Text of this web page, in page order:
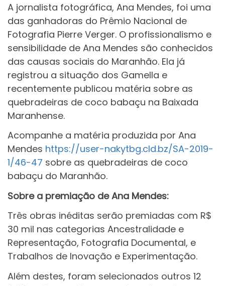
A jornalista fotográfica, Ana Mendes, foi uma
das ganhadoras do Prêmio Nacional de
Fotografia Pierre Verger. O profissionalismo e
sensibilidade de Ana Mendes são conhecidos
das causas sociais do Maranhão. Ela já
registrou a situação dos Gamella e
recentemente publicou matéria sobre as
quebradeiras de coco babaçu na Baixada
Maranhense.
Acompanhe a matéria produzida por Ana
Mendes https://user-nakytbg.cld.bz/SA-2019-
1/46-47 sobre as quebradeiras de coco
babaçu do Maranhão.
Sobre a premiação de Ana Mendes:
Três obras inéditas serão premiadas com R$
30 mil nas categorias Ancestralidade e
Representação, Fotografia Documental, e
Trabalhos de Inovação e Experimentação.
Além destes, foram selecionados outros 12